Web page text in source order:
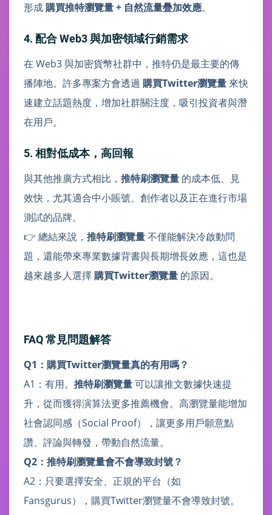
形成購買推特瀏覽量 + 自然流量疊加效應。
4. 配合 Web3 與加密領域行銷需求
在 Web3 與加密貨幣社群中，推特仍是最主要的傳
播陣地。許多專案方會透過 購買Twitter瀏覽量來快
速建立話題熱度，增加社群關注度，吸引投資者與潛
在用戶。
5. 相對低成本，高回報
與其他推廣方式相比， 推特刷瀏覽量 的成本低、見
效快，尤其適合中小賬號、創作者以及正在進行市場
測試的品牌。
👉 總結來說， 推特刷瀏覽量不僅能解決冷啟動問
題，還能帶來專業數據背書與長期增長效應，這也是
越來越多人選擇購買Twitter瀏覽量 的原因。
FAQ 常見問題解答
Q1：購買Twitter瀏覽量真的有用嗎？
A1：有用。 推特刷瀏覽量可以讓推文數據快速提
升，從而獲得演算法更多推薦機會。高瀏覽量能增加
社會認同感（Social Proof），讓更多用戶願意點
讚、評論與轉發，帶動自然流量。
Q2：推特刷瀏覽量會不會導致封號？
A2：只要選擇安全、正規的平台（如
Fansgurus），購買Twitter瀏覽量不會導致封號。